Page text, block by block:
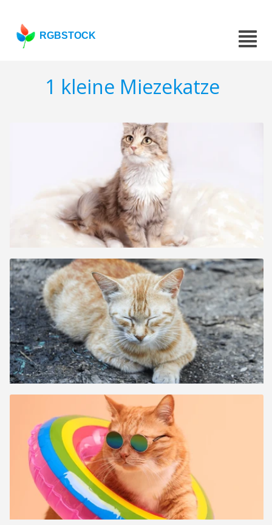
RGBSTOCK
1 kleine Miezekatze